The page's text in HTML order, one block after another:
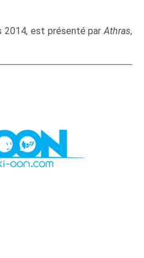
2014, est présenté parAthras,